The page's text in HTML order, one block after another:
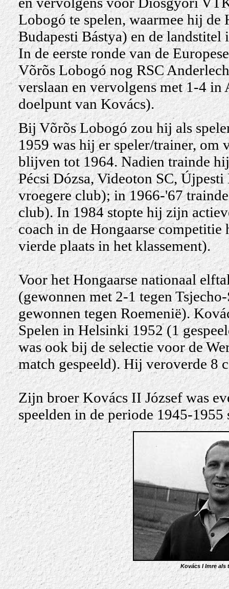
Lobogó te spelen, waarmee hij
Budapesti Bástya) en de landstitel
In de eerste ronde van de
Võrõs Lobogó nog RSC
verslaan en vervolgens met 1-4 in
doelpunt van Kovács).
Bij Võrõs Lobogó zou hij als
1959 was hij er speler/trainer, om
blijven tot 1964. Nadien trainde
Pécsi Dózsa, Videoton SC,
vroegere club); in 1966-'67
club). In 1984 stopte hij zijn
coach in de Hongaarse competitie
vierde plaats in het klassement).
Voor het Hongaarse nationaal
(gewonnen met 2-1 tegen
gewonnen tegen Roemenië).
Spelen in Helsinki 1952 (1
was ook bij de selectie voor de
match gespeeld). Hij veroverde 8
Zijn broer Kovács II József was
speelden in de periode 1945-
Kovács I Imre als